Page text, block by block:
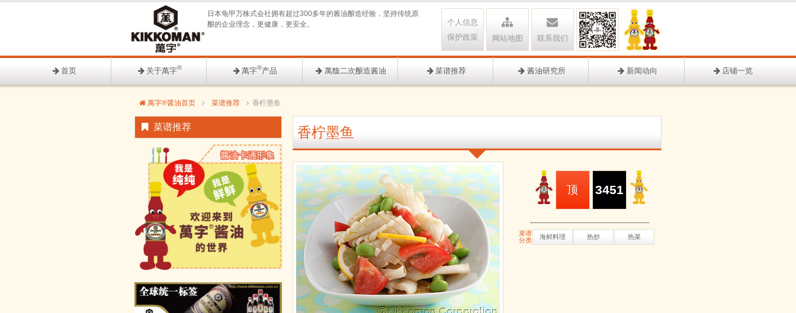
联系我们
网站地图
个人信息
保护政策
日本龟甲万株式会社拥有超过300多年的酱油酿造经验，坚持传统原
酿的企业理念，更健康，更安全。
首页 关于萬字® 萬字®产品 萬馥二次酿造酱油 菜谱推荐 酱油研究所 新闻动向 店铺一览
萬字®醤油首页 菜谱推荐 香柠墨鱼
香柠墨鱼
3451
顶
菜谱
分类
海鲜料理 热炒 热菜
菜谱推荐